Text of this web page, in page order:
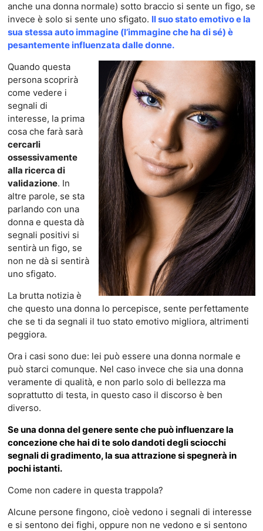
anche una donna normale) sotto braccio si sente un figo, se
invece è solo si sente uno sfigato. Il suo stato emotivo e la
sua stessa auto immagine (l’immagine che ha di sé) è
pesantemente influenzata dalle donne.
Quando questa
persona scoprirà
come vedere i
segnali di
interesse, la prima
cosa che farà sarà
cercarli
ossessivamente
alla ricerca di
validazione. In
altre parole, se sta
parlando con una
donna e questa dà
segnali positivi si
sentirà un figo, se
non ne dà si sentirà
uno sfigato.
La brutta notizia è
che questo una donna lo percepisce, sente perfettamente
che se ti da segnali il tuo stato emotivo migliora, altrimenti
peggiora.
Ora i casi sono due: lei può essere una donna normale e
può starci comunque. Nel caso invece che sia una donna
veramente di qualità, e non parlo solo di bellezza ma
soprattutto di testa, in questo caso il discorso è ben
diverso.
Se una donna del genere sente che può influenzare la
concezione che hai di te solo dandoti degli sciocchi
segnali di gradimento, la sua attrazione si spegnerà in
pochi istanti.
Come non cadere in questa trappola?
Alcune persone fingono, cioè vedono i segnali di interesse
e si sentono dei fighi, oppure non ne vedono e si sentono